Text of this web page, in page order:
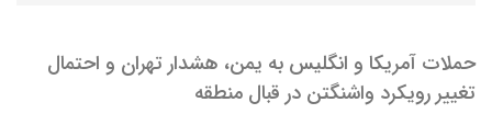
حملات آمریکا و انگلیس به یمن، هشدار تهران و احتمال
تغییر رویکرد واشنگتن در قبال منطقه